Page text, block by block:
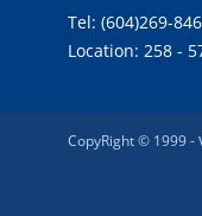
Tel: (604)269-
Location: 258 -
CopyRight © 1999 -